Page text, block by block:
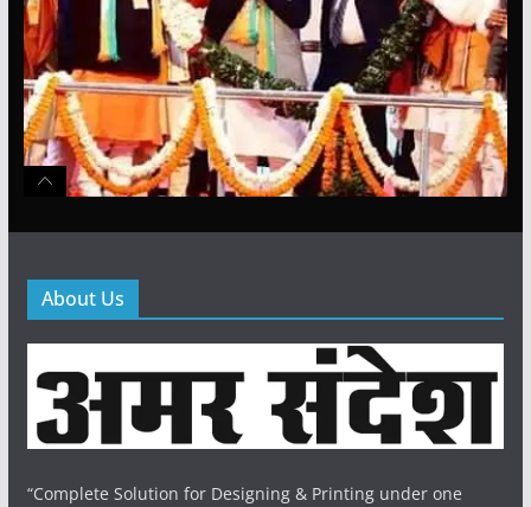
About Us
“Complete Solution for Designing & Printing under one